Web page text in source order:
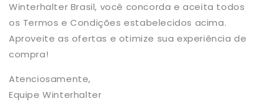
Winterhalter Brasil, você concorda e aceita todos
os Termos e Condições estabelecidos acima.
Aproveite as ofertas e otimize sua experiência de
compra!
Atenciosamente,
Equipe Winterhalter